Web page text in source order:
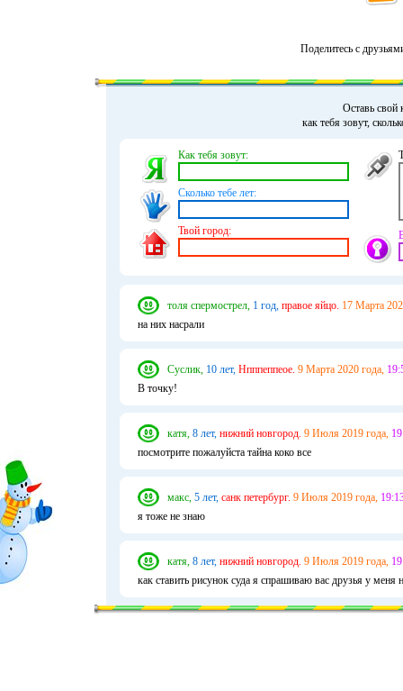
Поделитесь с
Оставь свой
как тебя зовут,
Как тебя зовут:
Сколько тебе лет:
Твой город:
толя спермострел, 1 год, правое яйцо. 17 Марта
на них насрали
Суслик, 10 лет, Нпппеппеое. 9 Марта 2020 года,
В точку!
катя, 8 лет, нижний новгород. 9 Июля 2019 года,
посмотрите пожалуйста тайна коко все
макс, 5 лет, санк петербург. 9 Июля 2019 года,
я тоже не знаю
катя, 8 лет, нижний новгород. 9 Июля 2019 года,
как ставить рисунок суда я спрашиваю вас друзья у меня